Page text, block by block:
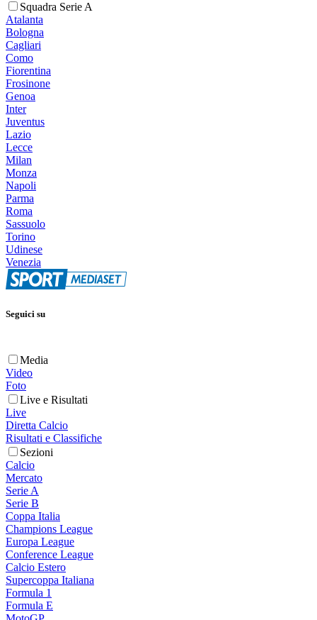
Squadra Serie A
Atalanta
Bologna
Cagliari
Como
Fiorentina
Frosinone
Genoa
Inter
Juventus
Lazio
Lecce
Milan
Monza
Napoli
Parma
Roma
Sassuolo
Torino
Udinese
Venezia
Seguici su
Media
Video
Foto
Live e Risultati
Live
Diretta Calcio
Risultati e Classifiche
Sezioni
Calcio
Mercato
Serie A
Serie B
Coppa Italia
Champions League
Europa League
Conference League
Calcio Estero
Supercoppa Italiana
Formula 1
Formula E